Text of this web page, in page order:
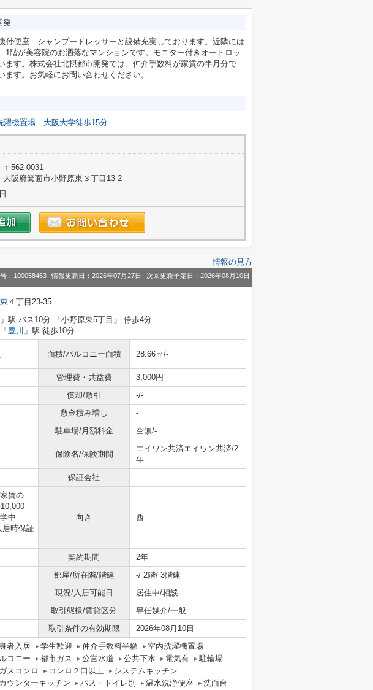
発
便座 シャンプードレッサーと設備充実しております。近隣には
1階が美容院のお洒落なマンションです。モニター付きオートロッ
ます。株式会社北摂都市開発では、仲介手数料が家賃の半月分で
ます。お気軽にお問い合わせください。
濯機置場 大阪大学徒歩15分
〒562-0031
大阪府箕面市小野原東３丁目13-2
情報の見方
：100058463 情報更新日：2026年07月27日 次回更新予定日：2026年08月10日
４丁目23-35
」駅 バス10分 「小野原東5丁目」 停歩4分
「 豊川 」駅 徒歩10分
面積/バルコニー面積 28.66㎡/-
管理費・共益費
3,000円
償却/敷引
-/-
敷金積み増し
-
駐車場/月額料金 空無/-
保険名/保険期間
エイワン共済エイワン共済/2
年
保証会社 -
賃の
中
時保証
向き 西
契約期間
2年
部屋/所在階/階建
-/ 2階/ 3階建
現況/入居可能日
居住中/相談
取引態様/賃貸区分
専任媒介/一般
取引条件の有効期限 2026年08月10日
者入居 学生歓迎 仲介手数料半額
室内洗濯機置場
コニー 都市ガス 公営水道 公共下水 電気有
駐輪場
ガスコンロ コンロ２口以上
システムキッチン
カウンターキッチン バス・トイレ別 温水洗浄便座
洗面台